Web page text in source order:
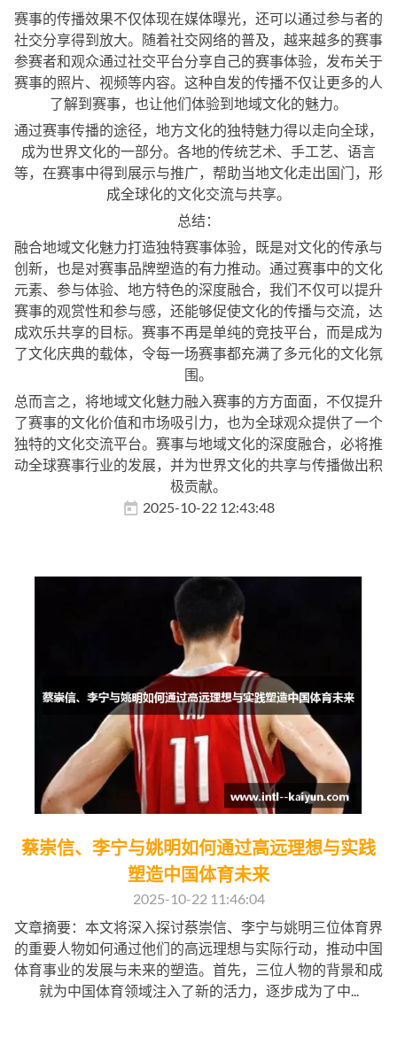
赛事的传播效果不仅体现在媒体曝光，还可以通过参与者的
社交分享得到放大。随着社交网络的普及，越来越多的赛事
参赛者和观众通过社交平台分享自己的赛事体验，发布关于
赛事的照片、视频等内容。这种自发的传播不仅让更多的人
了解到赛事，也让他们体验到地域文化的魅力。
通过赛事传播的途径，地方文化的独特魅力得以走向全球，
成为世界文化的一部分。各地的传统艺术、手工艺、语言
等，在赛事中得到展示与推广，帮助当地文化走出国门，形
成全球化的文化交流与共享。
总结：
融合地域文化魅力打造独特赛事体验，既是对文化的传承与
创新，也是对赛事品牌塑造的有力推动。通过赛事中的文化
元素、参与体验、地方特色的深度融合，我们不仅可以提升
赛事的观赏性和参与感，还能够促使文化的传播与交流，达
成欢乐共享的目标。赛事不再是单纯的竞技平台，而是成为
了文化庆典的载体，令每一场赛事都充满了多元化的文化氛
围。
总而言之，将地域文化魅力融入赛事的方方面面，不仅提升
了赛事的文化价值和市场吸引力，也为全球观众提供了一个
独特的文化交流平台。赛事与地域文化的深度融合，必将推
动全球赛事行业的发展，并为世界文化的共享与传播做出积
极贡献。
2025-10-22 12:43:48
蔡崇信、李宁与姚明如何通过高远理想与实践
塑造中国体育未来
2025-10-22 11:46:04
文章摘要：本文将深入探讨蔡崇信、李宁与姚明三位体育界
的重要人物如何通过他们的高远理想与实际行动，推动中国
体育事业的发展与未来的塑造。首先，三位人物的背景和成
就为中国体育领域注入了新的活力，逐步成为了中...